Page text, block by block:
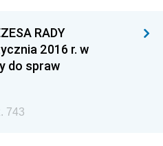
RADY
2016 r. w
do spraw
743